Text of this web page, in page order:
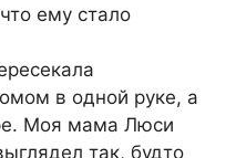
ему стало
в одной руке, а
Моя мама Люси
так, будто